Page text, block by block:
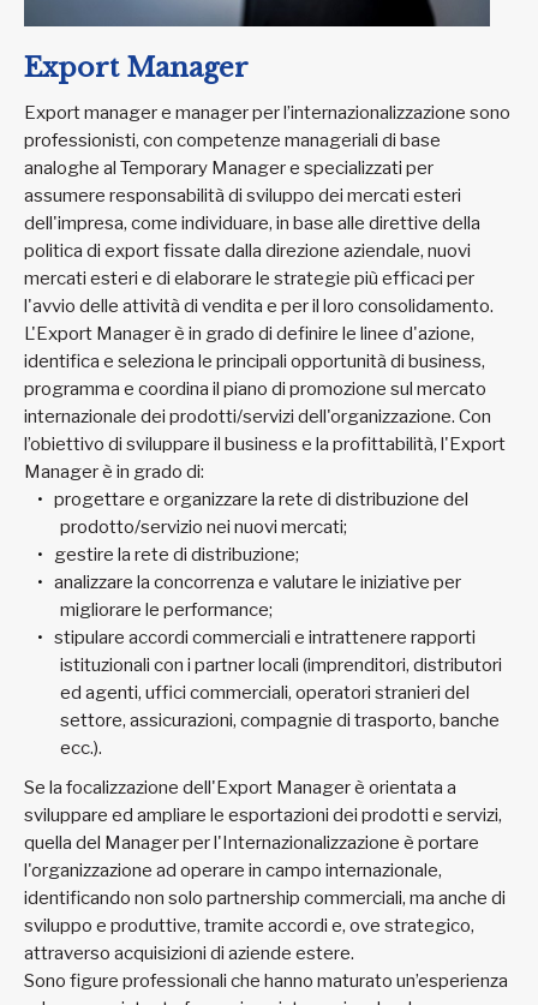
Export Manager
Export manager e manager per l’internazionalizzazione sono
professionisti, con competenze manageriali di base
analoghe al Temporary Manager e specializzati per
assumere responsabilità di sviluppo dei mercati esteri
dell'impresa, come individuare, in base alle direttive della
politica di export fissate dalla direzione aziendale, nuovi
mercati esteri e di elaborare le strategie più efficaci per
l'avvio delle attività di vendita e per il loro consolidamento.
L'Export Manager è in grado di definire le linee d'azione,
identifica e seleziona le principali opportunità di business,
programma e coordina il piano di promozione sul mercato
internazionale dei prodotti/servizi dell'organizzazione. Con
l’obiettivo di sviluppare il business e la profittabilità, l'Export
Manager è in grado di:
progettare e organizzare la rete di distribuzione del
prodotto/servizio nei nuovi mercati;
gestire la rete di distribuzione;
analizzare la concorrenza e valutare le iniziative per
migliorare le performance;
stipulare accordi commerciali e intrattenere rapporti
istituzionali con i partner locali (imprenditori, distributori
ed agenti, uffici commerciali, operatori stranieri del
settore, assicurazioni, compagnie di trasporto, banche
ecc.).
Se la focalizzazione dell'Export Manager è orientata a
sviluppare ed ampliare le esportazioni dei prodotti e servizi,
quella del Manager per l'Internazionalizzazione è portare
l'organizzazione ad operare in campo internazionale,
identificando non solo partnership commerciali, ma anche di
sviluppo e produttive, tramite accordi e, ove strategico,
attraverso acquisizioni di aziende estere.
Sono figure professionali che hanno maturato un’esperienza